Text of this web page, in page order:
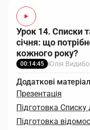
Урок 14. Списки
січня: що
кожного року?
00:14:45 Юлія
Додаткові
Презентація
Підготовка Списку
Підготовка